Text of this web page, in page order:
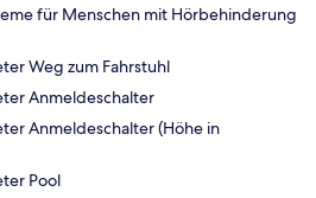
für Menschen mit Hörbehinderung
Weg zum Fahrstuhl
Anmeldeschalter
Anmeldeschalter (Höhe in
Pool